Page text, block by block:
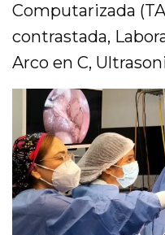
Computarizada
contrastada,
Arco en C,